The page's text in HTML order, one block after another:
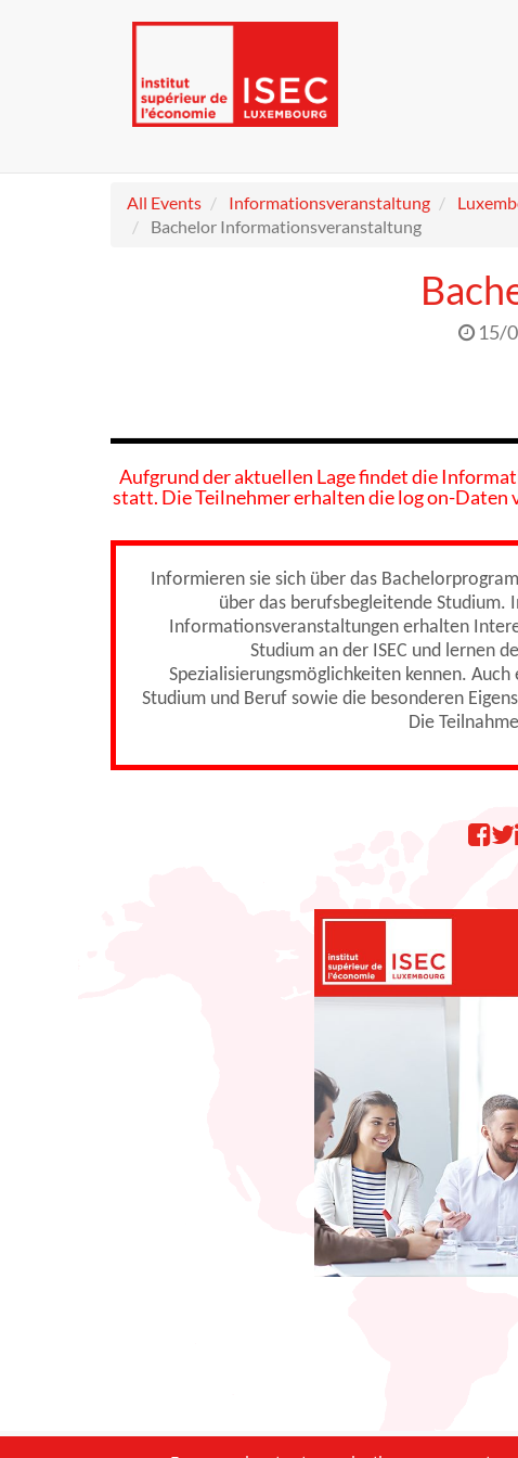
All Events Informationsveranstaltung
Bachelor Informationsveranstaltung
15/
Aufgrund der aktuellen Lage findet die
statt. Die Teilnehmer erhalten die log on-Daten
Informieren sie sich über das
über das berufsbegleitende
Informationsveranstaltungen erhalten
Studium an der ISEC und lernen
Spezialisierungsmöglichkeiten kennen.
Studium und Beruf sowie die besonderen
Die